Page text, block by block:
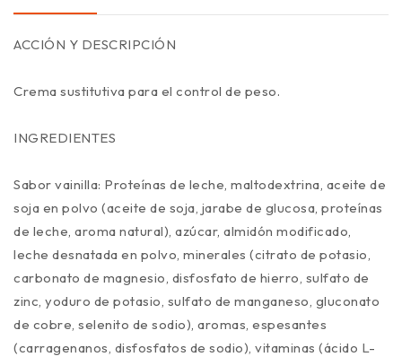
ACCIÓN Y DESCRIPCIÓN
Crema sustitutiva para el control de peso.
INGREDIENTES
Sabor vainilla: Proteínas de leche, maltodextrina, aceite de
soja en polvo (aceite de soja, jarabe de glucosa, proteínas
de leche, aroma natural), azúcar, almidón modificado,
leche desnatada en polvo, minerales (citrato de potasio,
carbonato de magnesio, disfosfato de hierro, sulfato de
zinc, yoduro de potasio, sulfato de manganeso, gluconato
de cobre, selenito de sodio), aromas, espesantes
(carragenanos, disfosfatos de sodio), vitaminas (ácido L-